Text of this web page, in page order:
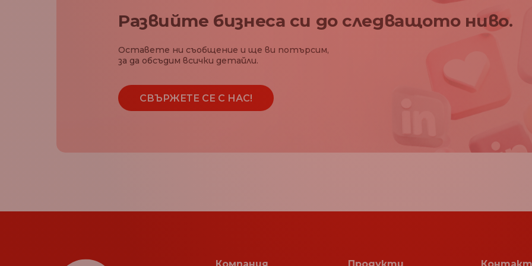
Развийте бизнеса си до следващото ниво.
Оставете ни съобщение и ще ви потърсим,
за да обсъдим всички детайли.
СВЪРЖЕТЕ СЕ С НАС!